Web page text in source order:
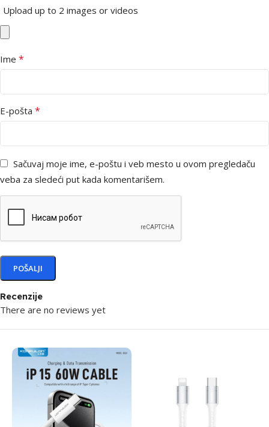
Recenzije
There are no reviews yet
Upload up to 2 images or videos
Ime *
E-pošta *
Sačuvaj moje ime, e-poštu i veb mesto u ovom pregledaču
veba za sledeći put kada komentarišem.